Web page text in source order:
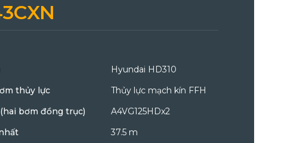
Hyundai HD310
thủy lực
Thủy lực mạch kín FFH
bơm đồng trục)
A4VG125HDx2
37.5 m